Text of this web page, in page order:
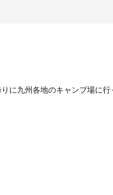
に九州各地のキャンプ場に行